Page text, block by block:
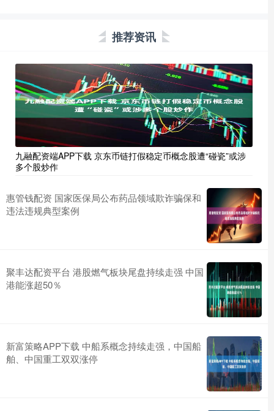
推荐资讯
九融配资端APP下载 京东币链打假稳定币概念股遭“碰瓷”或涉
多个股炒作
惠管钱配资 国家医保局公布药品领域欺诈骗保和
违法违规典型案例
聚丰达配资平台 港股燃气板块尾盘持续走强 中国
港能涨超50％
新富策略APP下载 中船系概念持续走强，中国船
舶、中国重工双双涨停